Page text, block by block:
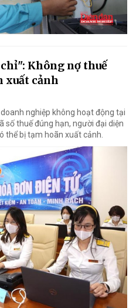
Không nợ thuế
xuất cảnh
nghiệp không hoạt động tại
số thuế đúng hạn, người đại diện
thể bị tạm hoãn xuất cảnh.